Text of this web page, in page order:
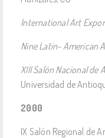
International Art
Nine Latin- American
XIII Salón Nacional de
Universidad de
2000
IX Salón Regional de